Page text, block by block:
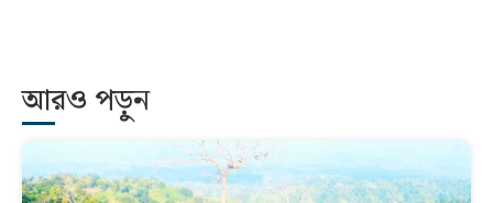
আরও পড়ুন